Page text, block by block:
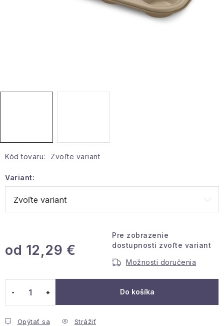
Veľkoobchodná spolupráca
Info o nákupe
Kód tovaru: Zvoľte variant
Variant:
od 12,29 €
Pre zobrazenie
dostupnosti zvoľte variant
Možnosti doručenia
Do košíka
Opýtať sa Strážiť